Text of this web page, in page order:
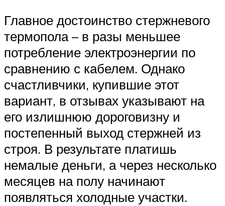
Главное достоинство стержневого
термопола – в разы меньшее
потребление электроэнергии по
сравнению с кабелем. Однако
счастливчики, купившие этот
вариант, в отзывах указывают на
его излишнюю дороговизну и
постепенный выход стержней из
строя. В результате платишь
немалые деньги, а через несколько
месяцев на полу начинают
появляться холодные участки.